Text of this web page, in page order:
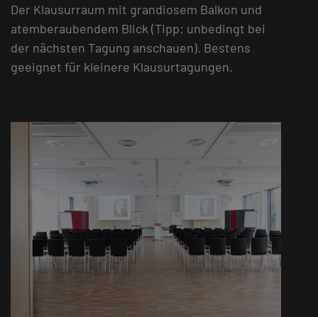
Der Klausurraum mit grandiosem Balkon und
atemberaubendem Blick (Tipp: unbedingt bei
der nächsten Tagung anschauen). Bestens
geeignet für kleinere Klausurtagungen.